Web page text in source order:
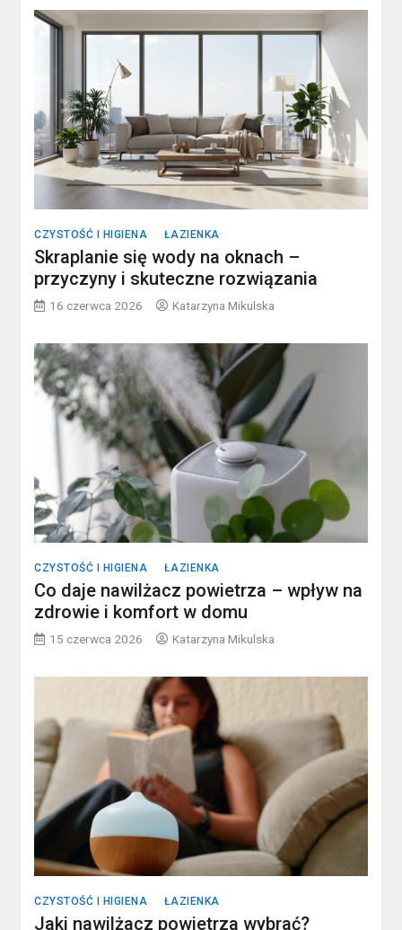
CZYSTOŚĆ I HIGIENA ŁAZIENKA
Skraplanie się wody na oknach –
przyczyny i skuteczne rozwiązania
16 czerwca 2026 Katarzyna Mikulska
CZYSTOŚĆ I HIGIENA ŁAZIENKA
Co daje nawilżacz powietrza – wpływ na
zdrowie i komfort w domu
15 czerwca 2026 Katarzyna Mikulska
CZYSTOŚĆ I HIGIENA ŁAZIENKA
Jaki nawilżacz powietrza wybrać?